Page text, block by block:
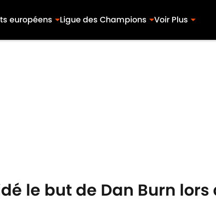
européens Ligue des Champions Voir Plus
le but de Dan Burn